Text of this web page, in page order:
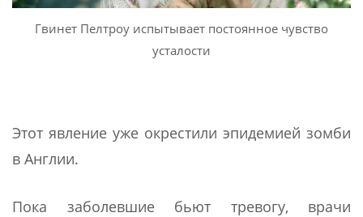
Гвинет Пелтроу испытывает постоянное чувство
усталости
Этот явление уже окрестили эпидемией зомби
в Англии.
Пока заболевшие бьют тревогу, врачи